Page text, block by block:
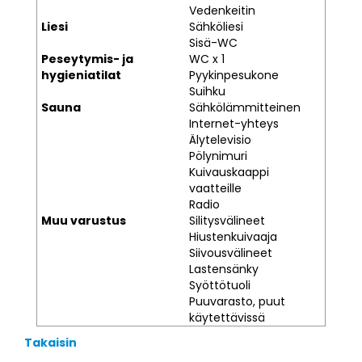
Vedenkeitin
Liesi
Sähköliesi
Peseytymis- ja
hygieniatilat
Sisä-WC
WC x 1
Pyykinpesukone
Suihku
Sauna
Sähkölämmitteinen
Muu varustus
Internet-yhteys
Älytelevisio
Pölynimuri
Kuivauskaappi
vaatteille
Radio
Silitysvälineet
Hiustenkuivaaja
Siivousvälineet
Lastensänky
Syöttötuoli
Puuvarasto, puut
käytettävissä
Takaisin